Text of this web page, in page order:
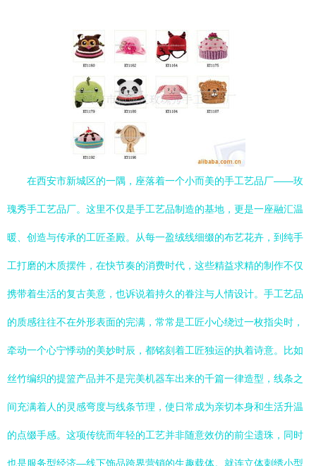
在西安市新城区的一隅，座落着一个小而美的手工艺品厂——玫
瑰秀手工艺品厂。这里不仅是手工艺品制造的基地，更是一座融汇温
暖、创造与传承的工匠圣殿。从每一盈绒线细缀的布艺花卉，到纯手
工打磨的木质摆件，在快节奏的消费时代，这些精益求精的制作不仅
携带着生活的复古美意，也诉说着持久的眷注与人情设计。手工艺品
的质感往往不在外形表面的完满，常常是工匠小心绕过一枚指尖时，
牵动一个心宁悸动的美妙时辰，都铭刻着工匠独运的执着诗意。比如
丝竹编织的提篮产品并不是完美机器车出来的千篇一律造型，线条之
间充满着人的灵感弯度与线条节理，使日常成为亲切本身和生活升温
的点缀手感。这项传统而年轻的工艺并非随意效仿的前尘遗珠，同时
也是服务型经济—线下饰品跨界营销的生趣载体。就连立体刺绣小型